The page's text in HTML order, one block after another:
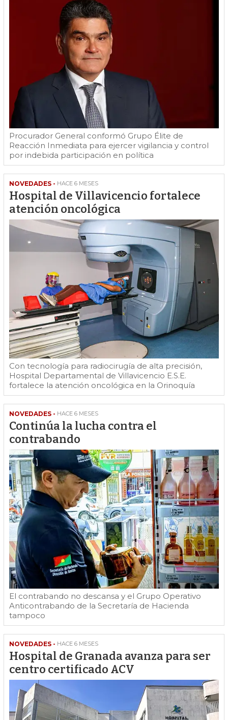
Procurador General conformó Grupo Élite de
Reacción Inmediata para ejercer vigilancia y control
por indebida participación en política
NOVEDADES - HACE 6 MESES
Hospital de Villavicencio fortalece
atención oncológica
Con tecnología para radiocirugía de alta precisión,
Hospital Departamental de Villavicencio E.S.E.
fortalece la atención oncológica en la Orinoquía
NOVEDADES - HACE 6 MESES
Continúa la lucha contra el
contrabando
El contrabando no descansa y el Grupo Operativo
Anticontrabando de la Secretaría de Hacienda
tampoco
NOVEDADES - HACE 6 MESES
Hospital de Granada avanza para ser
centro certificado ACV